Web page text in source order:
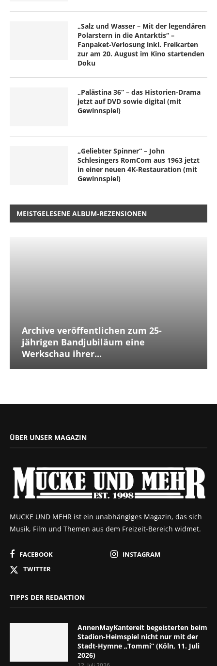
„Salz und Wasser – Mit der legendären
Polarstern in die Antarktis“ –
Fanpaket-Verlosung inkl. Freikarten
zur am 20. August im Kino startenden
Doku
„Palästina 36“ – das Historien-Drama
jetzt auf DVD sowie digital (mit
Gewinnspiel)
„Geliebter Spinner“ – John
Schlesingers RomCom aus 1963 jetzt
in einer neuen 4K-Restauration (mit
Gewinnspiel)
MEISTGELESENE ALBUM-REZENSIONEN
Archive veröffentlichen zum 25-
jährigen Bandjubiläum eine
Werkschau ihrer...
ÜBER UNSER MAGAZIN
MUCKE UND MEHR ist ein unabhängiges Magazin, das sich
Musik, Film und Themen aus dem Freizeit-Bereich widmet.
FACEBOOK
INSTAGRAM
TWITTER
TIPPS DER REDAKTION
AnnenMayKantereit begeisterten beim
Stadion-Heimspiel nicht nur mit der
Stadt-Hymne „Tommi“ (Köln, 11. Juli
2026)